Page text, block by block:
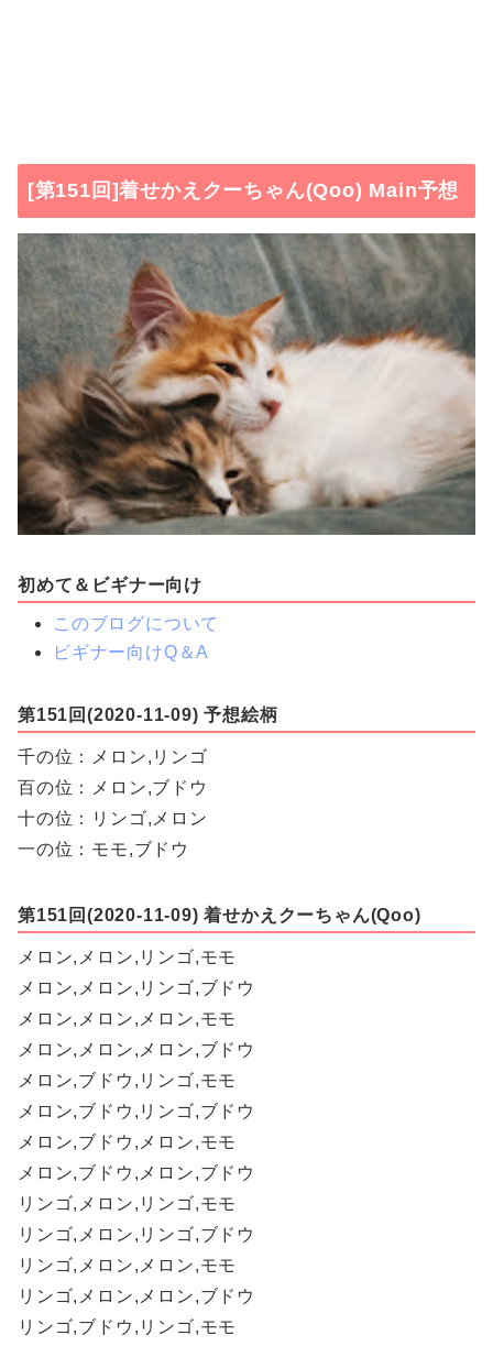
[第151回]着せかえクーちゃん(Qoo) Main予想
初めて＆ビギナー向け
このブログについて
ビギナー向けQ＆A
第151回(2020-11-09) 予想絵柄
千の位：メロン,リンゴ
百の位：メロン,ブドウ
十の位：リンゴ,メロン
一の位：モモ,ブドウ
第151回(2020-11-09) 着せかえクーちゃん(Qoo)
メロン,メロン,リンゴ,モモ
メロン,メロン,リンゴ,ブドウ
メロン,メロン,メロン,モモ
メロン,メロン,メロン,ブドウ
メロン,ブドウ,リンゴ,モモ
メロン,ブドウ,リンゴ,ブドウ
メロン,ブドウ,メロン,モモ
メロン,ブドウ,メロン,ブドウ
リンゴ,メロン,リンゴ,モモ
リンゴ,メロン,リンゴ,ブドウ
リンゴ,メロン,メロン,モモ
リンゴ,メロン,メロン,ブドウ
リンゴ,ブドウ,リンゴ,モモ